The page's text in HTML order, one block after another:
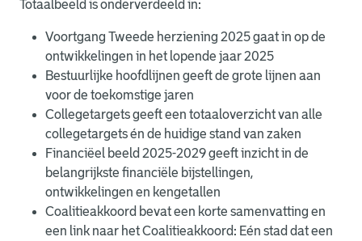
Totaalbeeld is onderverdeeld in:
Voortgang Tweede herziening 2025 gaat in op de
ontwikkelingen in het lopende jaar 2025
Bestuurlijke hoofdlijnen geeft de grote lijnen aan
voor de toekomstige jaren
Collegetargets geeft een totaaloverzicht van alle
collegetargets én de huidige stand van zaken
Financiëel beeld 2025-2029 geeft inzicht in de
belangrijkste financiële bijstellingen,
ontwikkelingen en kengetallen
Coalitieakkoord bevat een korte samenvatting en
een link naar het Coalitieakkoord: Eén stad dat een